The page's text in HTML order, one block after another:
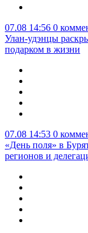
07.08 14:56 0
Улан-удэнцы
подарком в жизни
07.08 14:53 0
«День поля» в
регионов и